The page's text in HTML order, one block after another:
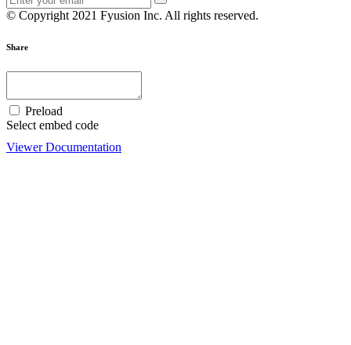
© Copyright 2021 Fyusion Inc. All rights reserved.
Share
Preload
Select embed code
Viewer Documentation